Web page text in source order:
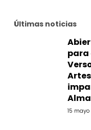
Últimas noticias
para
15